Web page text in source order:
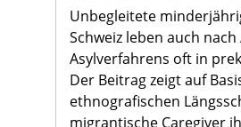
Unbegleitete
Schweiz leben auch
Asylverfahrens oft in
Der Beitrag zeigt auf
ethnografischen
migrantische Caregiver